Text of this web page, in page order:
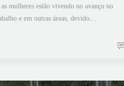
as mulheres estão vivendo no avanço no
e em outras áreas, devido…